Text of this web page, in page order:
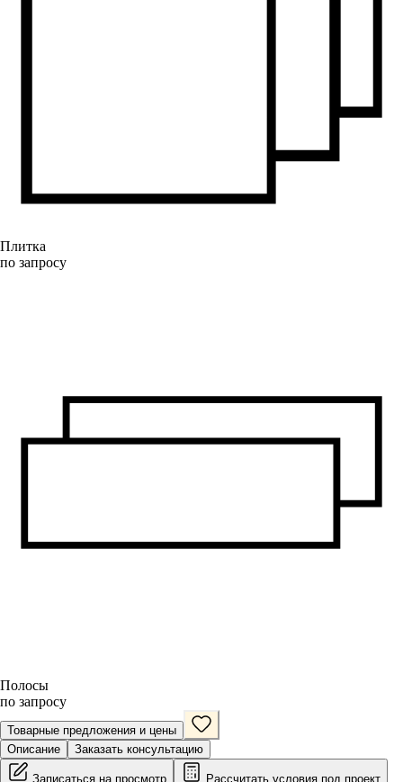
Плитка
по запросу
Полосы
по запросу
Товарные предложения и цены
Описание
Заказать консультацию
Записаться на просмотр Рассчитать условия под проект